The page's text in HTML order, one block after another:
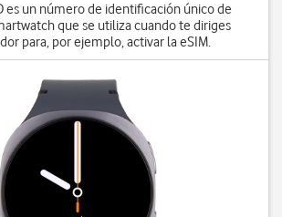
es un número de identificación único de
que se utiliza cuando te diriges
para, por ejemplo, activar la eSIM.